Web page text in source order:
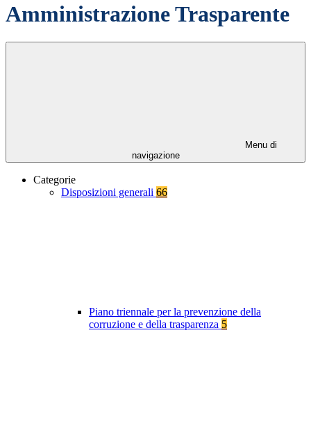
Amministrazione Trasparente
Menu di
navigazione
Categorie
Disposizioni generali 66
Piano triennale per la prevenzione della
corruzione e della trasparenza 5